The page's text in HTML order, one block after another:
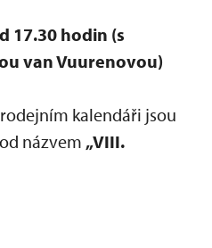
17.30 hodin (s
van Vuurenovou)
kalendáři jsou
názvem „VIII.